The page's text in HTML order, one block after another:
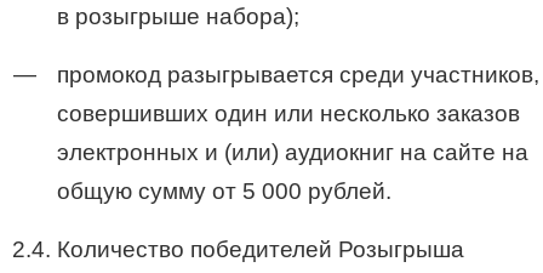
в розыгрыше набора);
промокод разыгрывается среди участников,
совершивших один или несколько заказов
электронных и (или) аудиокниг на сайте на
общую сумму от 5 000 рублей.
2.4. Количество победителей Розыгрыша